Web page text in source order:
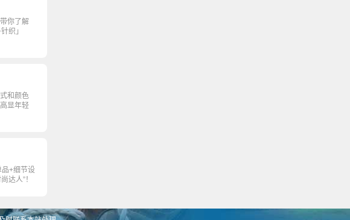
你了解
织」
和颜色
显年轻
品+细节设
达人”！